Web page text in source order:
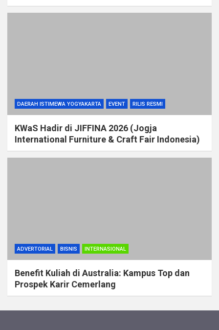
DAERAH ISTIMEWA YOGYAKARTA EVENT RILIS RESMI
KWaS Hadir di JIFFINA 2026 (Jogja
International Furniture & Craft Fair Indonesia)
ADVERTORIAL BISNIS INTERNASIONAL
Benefit Kuliah di Australia: Kampus Top dan
Prospek Karir Cemerlang